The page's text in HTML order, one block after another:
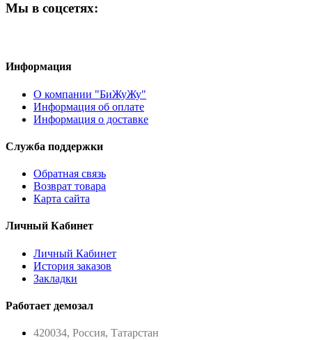
Мы в соцсетях:
Информация
О компании "БиЖуЖу"
Информация об оплате
Информация о доставке
Служба поддержки
Обратная связь
Возврат товара
Карта сайта
Личный Кабинет
Личный Кабинет
История заказов
Закладки
Работает демозал
420034, Россия, Татарстан